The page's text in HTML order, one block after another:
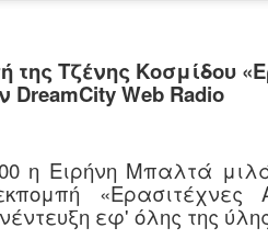
Τζένης Κοσμίδου
DreamCityWeb Radio
η Ειρήνη Μπαλτά
«Ερασιτέχνες
εφ' όλης της
βραβείων
διαγωνισμού
παραμυθιού Ένωσης